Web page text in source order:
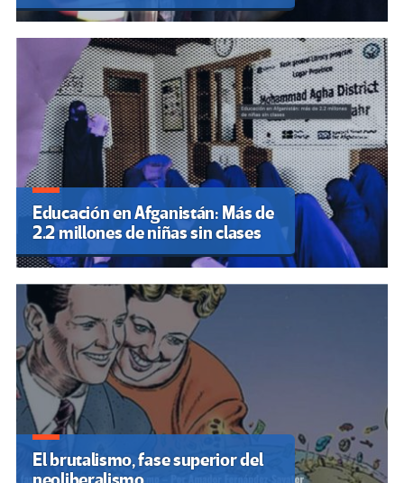
Educación en Afganistán: Más de
2.2 millones de niñas sin clases
El brutalismo, fase superior del